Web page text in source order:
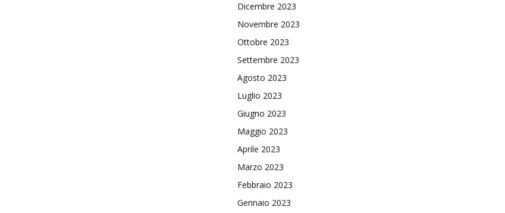
Dicembre 2023
Novembre 2023
Ottobre 2023
Settembre 2023
Agosto 2023
Luglio 2023
Giugno 2023
Maggio 2023
Aprile 2023
Marzo 2023
Febbraio 2023
Gennaio 2023